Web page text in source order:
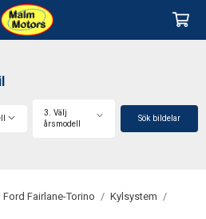
3. Välj
årsmodell
Sök bildelar
Ford Fairlane-Torino / Kylsystem /